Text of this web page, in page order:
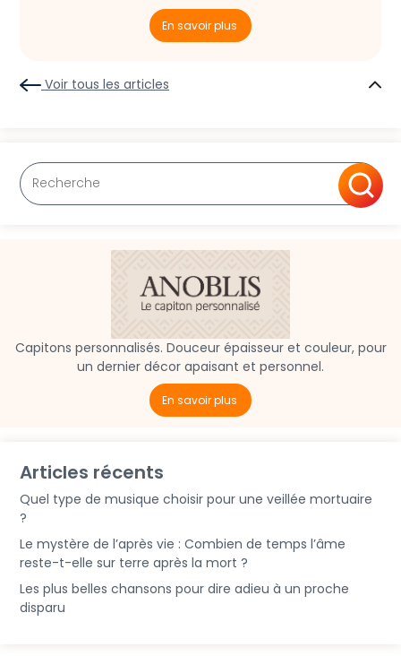
En savoir plus
Voir tous les articles
Capitons personnalisés. Douceur épaisseur et couleur, pour
un dernier décor apaisant et personnel.
En savoir plus
Articles récents
Quel type de musique choisir pour une veillée mortuaire
?
Le mystère de l’après vie : Combien de temps l’âme
reste-t-elle sur terre après la mort ?
Les plus belles chansons pour dire adieu à un proche
disparu